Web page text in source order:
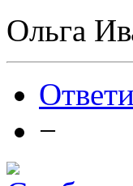
Ольга
−